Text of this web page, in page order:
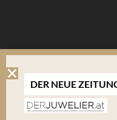
DIESE WEBSEITE
Wir verwenden
Endgerät abgelegt
verwalten welche davon
DER NEUE